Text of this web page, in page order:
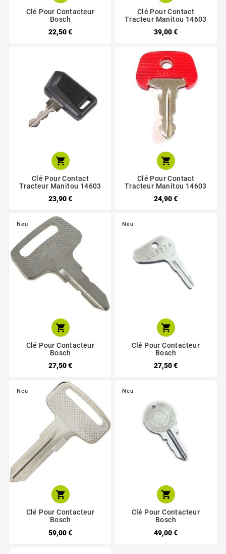
Clé Pour Contacteur
Bosch
22,50 €
Clé Pour Contact
Tracteur Manitou 14603
39,00 €

Clé Pour Contact
Tracteur Manitou 14603
23,90 €

Clé Pour Contact
Tracteur Manitou 14603
24,90 €
Neu

Clé Pour Contacteur
Bosch
27,50 €
Neu

Clé Pour Contacteur
Bosch
27,50 €
Neu

Clé Pour Contacteur
Bosch
59,00 €
Neu

Clé Pour Contacteur
Bosch
49,00 €